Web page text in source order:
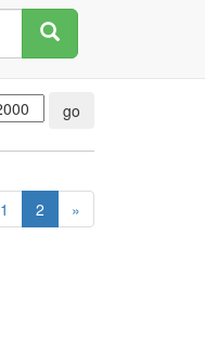
go
1 2 »